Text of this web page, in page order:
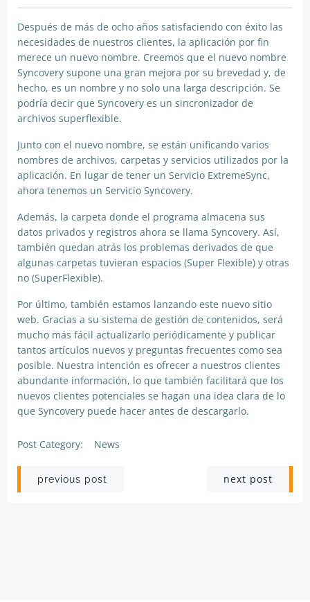
Después de más de ocho años satisfaciendo con éxito las
necesidades de nuestros clientes, la aplicación por fin
merece un nuevo nombre. Creemos que el nuevo nombre
Syncovery supone una gran mejora por su brevedad y, de
hecho, es un nombre y no solo una larga descripción. Se
podría decir que Syncovery es un sincronizador de
archivos superflexible.
Junto con el nuevo nombre, se están unificando varios
nombres de archivos, carpetas y servicios utilizados por la
aplicación. En lugar de tener un Servicio ExtremeSync,
ahora tenemos un Servicio Syncovery.
Además, la carpeta donde el programa almacena sus
datos privados y registros ahora se llama Syncovery. Así,
también quedan atrás los problemas derivados de que
algunas carpetas tuvieran espacios (Super Flexible) y otras
no (SuperFlexible).
Por último, también estamos lanzando este nuevo sitio
web. Gracias a su sistema de gestión de contenidos, será
mucho más fácil actualizarlo periódicamente y publicar
tantos artículos nuevos y preguntas frecuentes como sea
posible. Nuestra intención es ofrecer a nuestros clientes
abundante información, lo que también facilitará que los
nuevos clientes potenciales se hagan una idea clara de lo
que Syncovery puede hacer antes de descargarlo.
Post Category: News
Post
previous post next post